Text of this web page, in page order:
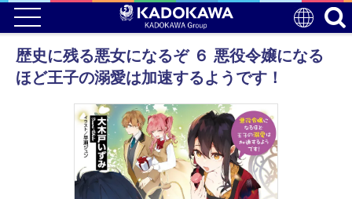
歴史に残る悪女になるぞ ６ 悪役令嬢になる
ほど王子の溺愛は加速するようです！